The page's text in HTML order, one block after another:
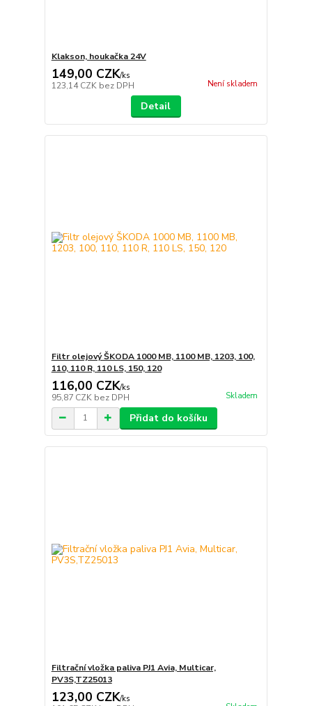
Klakson, houkačka 24V
149,00 CZK/ks
123,14 CZK bez DPH Není skladem
Detail
Filtr olejový ŠKODA 1000 MB, 1100 MB, 1203, 100,
110, 110 R, 110 LS, 150, 120
116,00 CZK/ks
95,87 CZK bez DPH Skladem
Přidat do košíku
Filtrační vložka paliva PJ1 Avia, Multicar,
PV3S,TZ25013
123,00 CZK/ks